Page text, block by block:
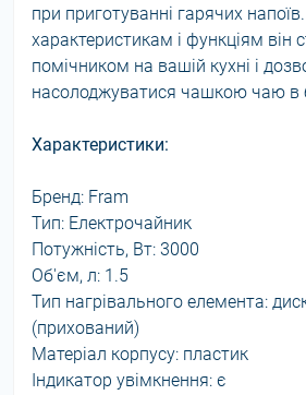
при приготуванні гарячих
характеристикам і функціям він
помічником на вашій кухні і
насолоджуватися чашкою чаю в
Характеристики:
Бренд: Fram
Тип: Електрочайник
Потужність, Вт: 3000
Об'єм, л: 1.5
Тип нагрівального елемента:
(прихований)
Матеріал корпусу: пластик
Індикатор увімкнення: є